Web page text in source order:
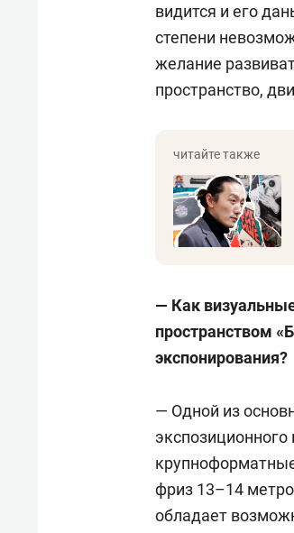
видится и его
степени
желание
пространство,
— Как
пространством
экспонирования?
— Одной из
фриз 13–14
обладает